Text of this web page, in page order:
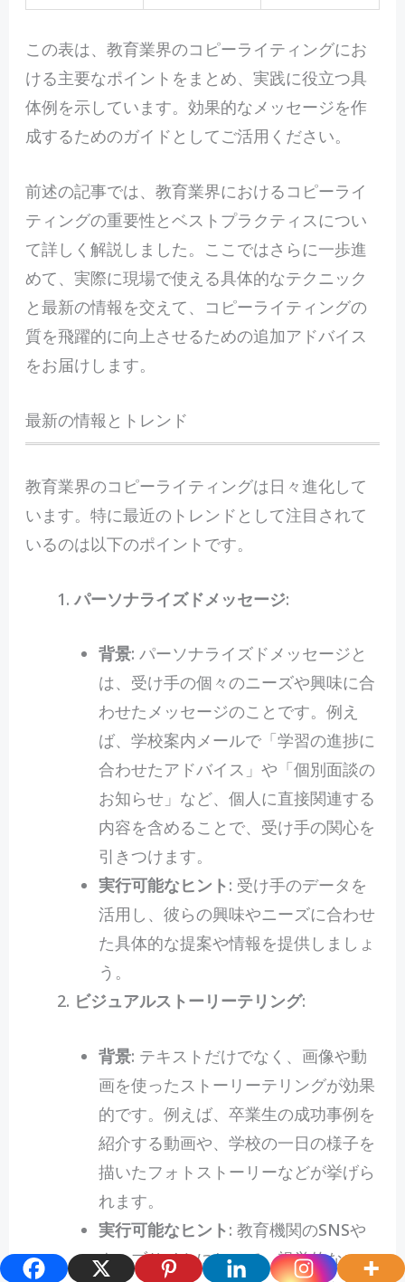
この表は、教育業界のコピーライティングにお
ける主要なポイントをまとめ、実践に役立つ具
体例を示しています。効果的なメッセージを作
成するためのガイドとしてご活用ください。
前述の記事では、教育業界におけるコピーライ
ティングの重要性とベストプラクティスについ
て詳しく解説しました。ここではさらに一歩進
めて、実際に現場で使える具体的なテクニック
と最新の情報を交えて、コピーライティングの
質を飛躍的に向上させるための追加アドバイス
をお届けします。
最新の情報とトレンド
教育業界のコピーライティングは日々進化して
います。特に最近のトレンドとして注目されて
いるのは以下のポイントです。
パーソナライズドメッセージ:
背景: パーソナライズドメッセージと
は、受け手の個々のニーズや興味に合
わせたメッセージのことです。例え
ば、学校案内メールで「学習の進捗に
合わせたアドバイス」や「個別面談の
お知らせ」など、個人に直接関連する
内容を含めることで、受け手の関心を
引きつけます。
実行可能なヒント: 受け手のデータを
活用し、彼らの興味やニーズに合わせ
た具体的な提案や情報を提供しましょ
う。
ビジュアルストーリーテリング:
背景: テキストだけでなく、画像や動
画を使ったストーリーテリングが効果
的です。例えば、卒業生の成功事例を
紹介する動画や、学校の一日の様子を
描いたフォトストーリーなどが挙げら
れます。
実行可能なヒント: 教育機関のSNSや
ウェブサイトにおいて、視覚的なコン